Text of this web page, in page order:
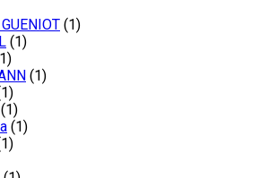
(1)
(1)
(1)
(1)
(1)